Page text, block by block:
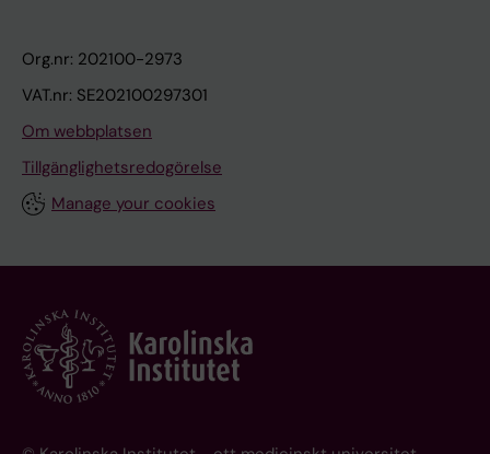
Org.nr: 202100-2973
VAT.nr: SE202100297301
Om webbplatsen
Tillgänglighetsredogörelse
Manage your cookies